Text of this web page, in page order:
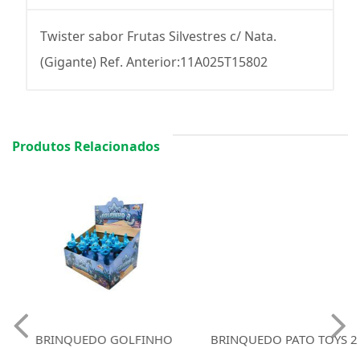
Twister sabor Frutas Silvestres c/ Nata.
(Gigante) Ref. Anterior:11A025T15802
Produtos Relacionados
BRINQUEDO GOLFINHO
BRINQUEDO PATO TOYS 2